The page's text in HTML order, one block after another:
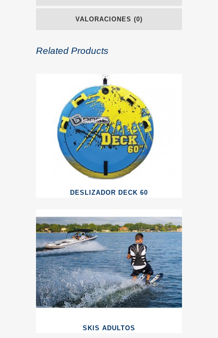
VALORACIONES (0)
Related Products
DESLIZADOR DECK 60
SKIS ADULTOS